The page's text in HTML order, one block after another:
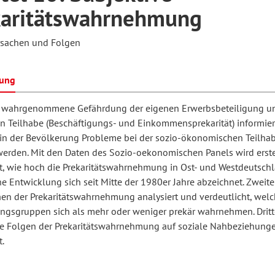
Schule und Unterricht
Arbeit
und
Erwachsenenbildung
und Folgen
Gefährdung der eigenen Erwerbsbeteiligung
Teilhabe (Beschäftigungs- und Einkommensprekarität)
der Bevölkerung Probleme bei der sozio-ökonomischen
Mit den Daten des Sozio-oekonomischen Panels wird
wie hoch die Prekaritätswahrnehmung in Ost- und
Entwicklung sich seit Mitte der 1980er Jahre abzeichnet.
der Prekaritätswahrnehmung analysiert und verdeutlicht,
sich als mehr oder weniger prekär wahrnehmen.
Folgen der Prekaritätswahrnehmung auf soziale